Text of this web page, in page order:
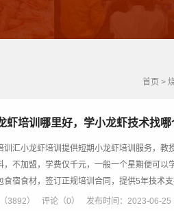
首页 >
虾培训哪里好，学小龙虾技术找哪
训汇小龙虾培训提供短期小龙虾培训服务，教
，不加盟，学费仅千元，一般一个星期便可以
食宿食材，签订正规培训合同，提供5年技术
3892） 评论（0） 发布时间：2023-06-25